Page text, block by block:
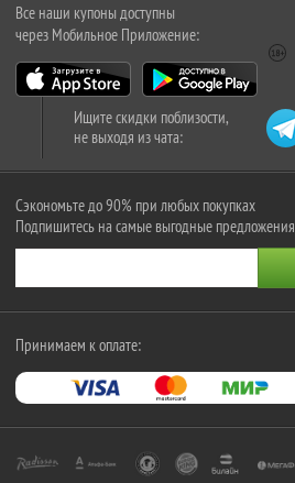
Все наши купоны доступны
через Мобильное Приложение:
Ищите скидки поблизости,
не выходя из чата:
Сэкономьте до 90% при любых покупках
Подпишитесь на самые выгодные предложения
Принимаем к оплате: